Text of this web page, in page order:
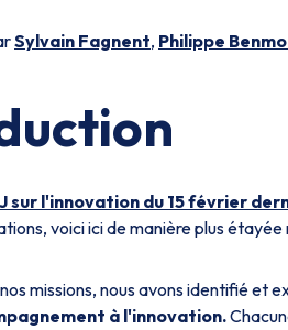
Sylvain Fagnent, Philippe
sur l'innovation du 15 février
voici ici de manière plus
missions, nous avons identifié et
à l'innovation.